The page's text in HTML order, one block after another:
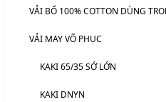
VẢI BỐ 100% COTTON DÙNG
VẢI MAY VÕ PHỤC
KAKI 65/35 SỚ LỚN
KAKI DNYN